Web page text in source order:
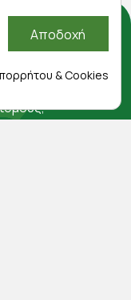
Αποδοχή
& Cookies